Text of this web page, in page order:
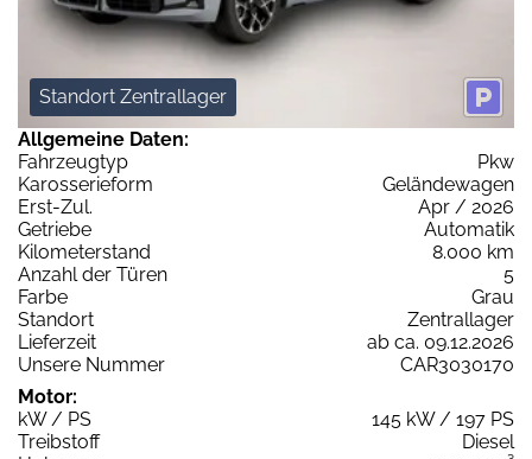
Standort Zentrallager
Allgemeine Daten:
Fahrzeugtyp
Pkw
Karosserieform
Geländewagen
Erst-Zul.
Apr / 2026
Getriebe
Automatik
Kilometerstand
8.000 km
Anzahl der Türen
5
Farbe
Grau
Standort
Zentrallager
Lieferzeit
ab ca. 09.12.2026
Unsere Nummer
CAR3030170
Motor:
kW / PS
145 kW / 197 PS
Treibstoff
Diesel